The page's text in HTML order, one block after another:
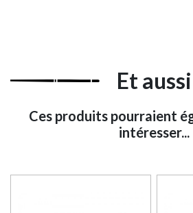
Et aussi
Ces produits pourraient
intéresser...